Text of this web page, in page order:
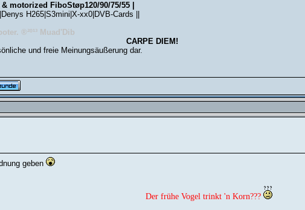
motorized FiboStøp120/90/75/55 |
H265|S3mini|X-xx0|DVB-Cards ||
®²º¹³ Muad'Dib
CARPE DIEM!
und freie Meinungsäußerung dar.
geben
Der frühe Vogel trinkt 'n Korn???